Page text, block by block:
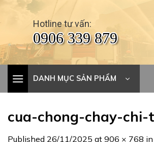
Hotline tư vấn:
0906 339 879
DANH MỤC SẢN PHẨM
cua-chong-chay-
Published 26/11/2025 at 906 × 768 in